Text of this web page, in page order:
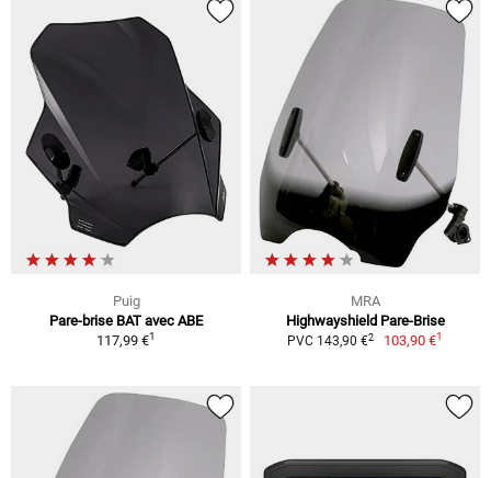
Puig
Pare-brise BAT avec ABE
117,99 €1
MRA
Highwayshield Pare-Brise
PVC 143,90 €2 103,90 €1